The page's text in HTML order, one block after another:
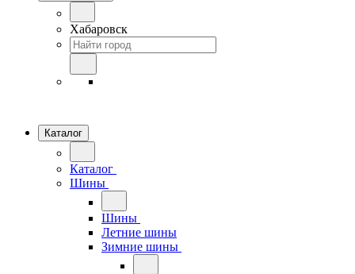
Хабаровск
Каталог
Каталог
Шины
Шины
Летние шины
Зимние шины